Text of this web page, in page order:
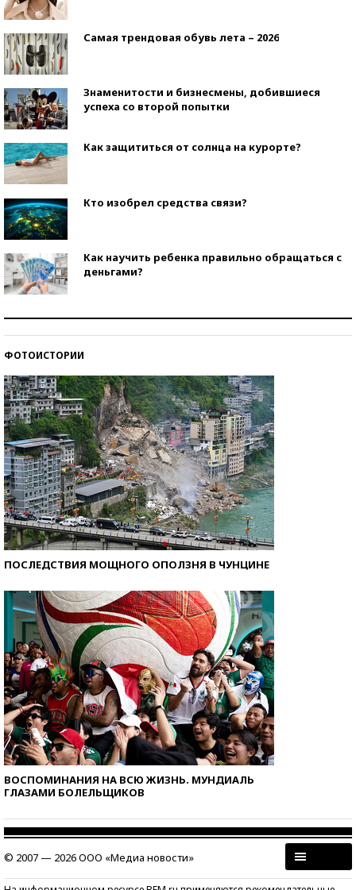
Самая трендовая обувь лета – 2026
Знаменитости и бизнесмены, добившиеся
успеха со второй попытки
Как защититься от солнца на курорте?
Кто изобрел средства связи?
Как научить ребенка правильно обращаться с
деньгами?
ФОТОИСТОРИИ
ПОСЛЕДСТВИЯ МОЩНОГО ОПОЛЗНЯ В ЧУНЦИНЕ
ВОСПОМИНАНИЯ НА ВСЮ ЖИЗНЬ. МУНДИАЛЬ
ГЛАЗАМИ БОЛЕЛЬЩИКОВ
© 2007 — 2026 ООО «Медиа новости»